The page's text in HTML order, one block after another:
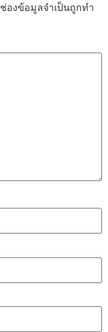
ช่องข้อมูลจำเป็นถูกทำ